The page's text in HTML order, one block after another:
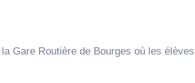
Gare Routière de Bourges où les élèves